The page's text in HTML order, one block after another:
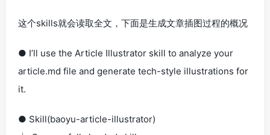
这个skills就会读取全文，下面是生成文章插图过程的概况
● I’ll use the Article Illustrator skill to analyze your
article.md file and generate tech-style illustrations for
it.
● Skill(baoyu-article-illustrator)